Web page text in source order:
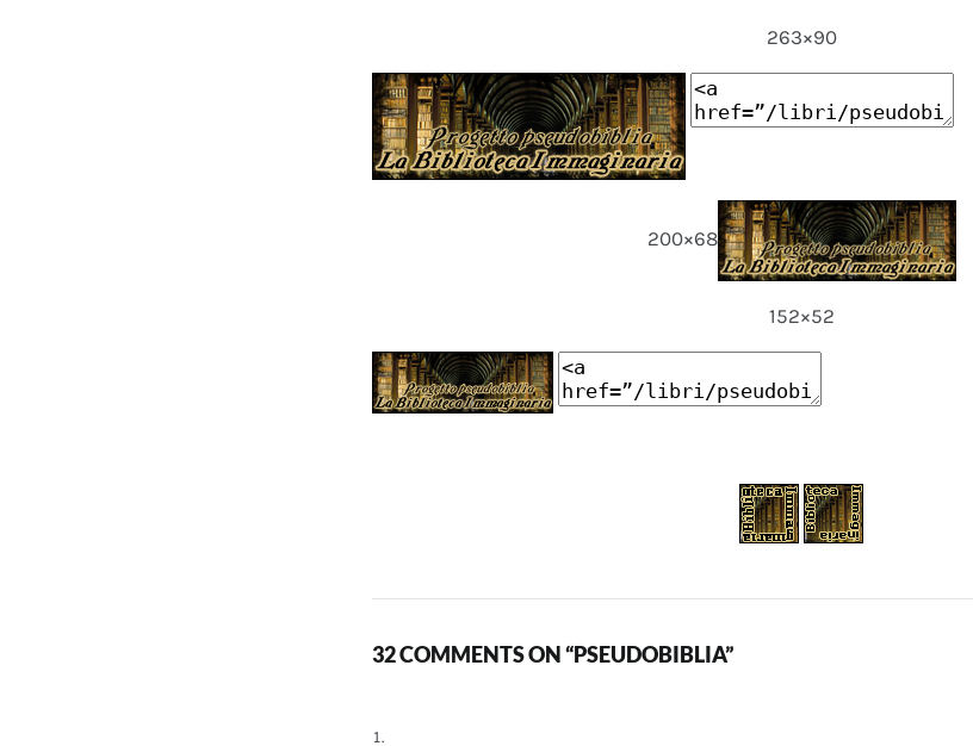
263×90
200×68
152×52
32 COMMENTS ON “PSEUDOBIBLIA”